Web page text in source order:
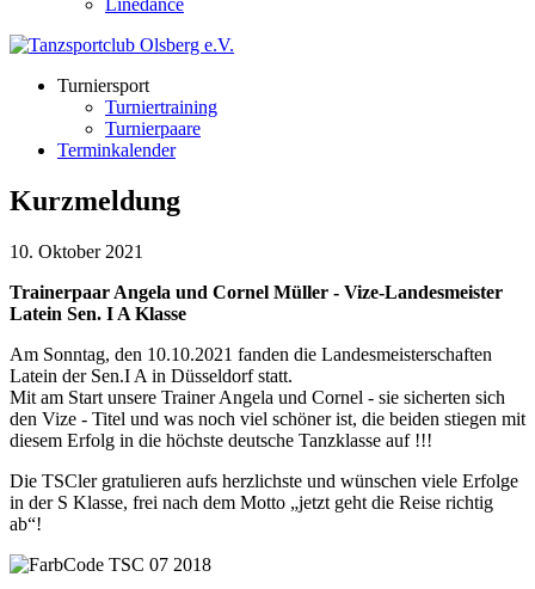
Linedance
Turniersport
Turniertraining
Turnierpaare
Terminkalender
Kurzmeldung
10. Oktober 2021
Trainerpaar Angela und Cornel Müller - Vize-Landesmeister
Latein Sen. I A Klasse
Am Sonntag, den 10.10.2021 fanden die Landesmeisterschaften
Latein der Sen.I A in Düsseldorf statt.
Mit am Start unsere Trainer Angela und Cornel - sie sicherten sich
den Vize - Titel und was noch viel schöner ist, die beiden stiegen mit
diesem Erfolg in die höchste deutsche Tanzklasse auf !!!
Die TSCler gratulieren aufs herzlichste und wünschen viele Erfolge
in der S Klasse, frei nach dem Motto „jetzt geht die Reise richtig
ab“!